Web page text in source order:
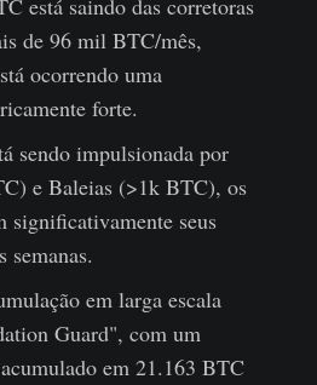
está saindo das corretoras
de 96 mil BTC/mês,
ocorrendo uma
forte.
sendo impulsionada por
e Baleias (>1k BTC), os
significativamente seus
semanas.
em larga escala
Guard", com um
em 21.163 BTC